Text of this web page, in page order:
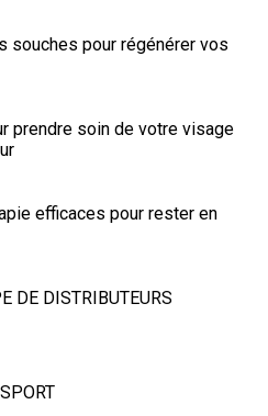
souches pour régénérer vos
prendre soin de votre visage
efficaces pour rester en
DE DISTRIBUTEURS